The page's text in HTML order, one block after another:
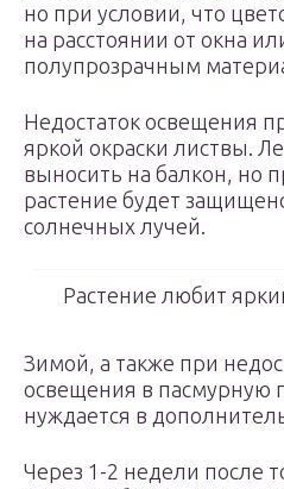
но при условии, что
на расстоянии от окна
полупрозрачным
Недостаток освещения
яркой окраски листвы.
выносить на балкон, но
растение будет
солнечных лучей.
Растение любит
Зимой, а также при
освещения в пасмурную
нуждается в
Через 1-2 недели после